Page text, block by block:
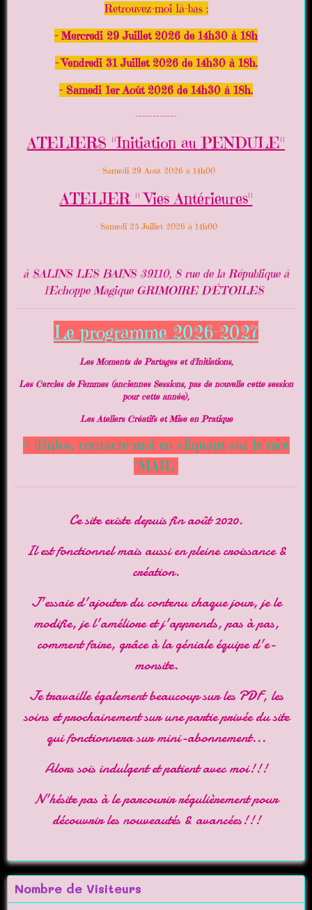
Retrouvez-moi là-bas :
- Mercredi 29 Juillet 2026 de 14h30 à 18h
- Vendredi 31 Juillet 2026 de 14h30 à 18h.
- Samedi 1er Août 2026 de 14h30 à 18h.
------------
ATELIERS "Initiation au PENDULE"
- Samedi 29 Août 2026 à 14h00
ATELIER " Vies Antérieures"
- Samedi 25 Juillet 2026 à 14h00
à SALINS LES BAINS 39110, 8 rue de la République à
l'Echoppe Magique GRIMOIRE D'ÉTOILES
Le programme 2026-2027
Les Moments de Partages et d'Initiations,
Les Cercles de Femmes (anciennes Sessions, pas de nouvelle cette session
pour cette année),
Les Ateliers Créatifs et Mise en Pratique
+ d'infos, contacte-moi en cliquant sur le mot
"MAIL"
Ce site existe depuis fin août 2020.
Il est fonctionnel mais aussi en pleine croissance &
création.
J'essaie d'ajouter du contenu chaque jour, je le
modifie, je l'améliore et j'apprends, pas à pas,
comment faire, grâce à la géniale équipe d'e-
monsite.
Je travaille également beaucoup sur les PDF, les
soins et prochainement sur une partie privée du site
qui fonctionnera sur mini-abonnement...
Alors sois indulgent et patient avec moi!!!
N'hésite pas à le parcourir régulièrement pour
découvrir les nouveautés & avancées!!!
Nombre de Visiteurs